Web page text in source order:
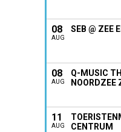
08
AUG
SEB @ ZEE
08
AUG
Q-MUSIC
NOORDZEE
11
AUG
CENTRUM